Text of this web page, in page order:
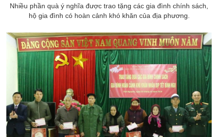
Nhiều phần quà ý nghĩa được trao tặng các gia đình chính sách,
hộ gia đình có hoàn cảnh khó khăn của địa phương.